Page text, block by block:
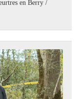
en Berry /